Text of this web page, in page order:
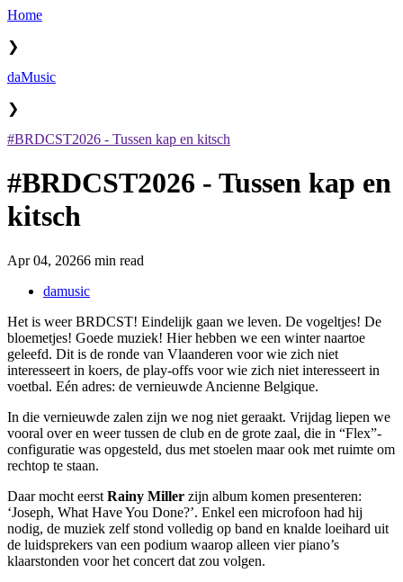
Home
❯
daMusic
❯
#BRDCST2026 - Tussen kap en kitsch
#BRDCST2026 - Tussen kap en
kitsch
Apr 04, 20266 min read
damusic
Het is weer BRDCST! Eindelijk gaan we leven. De vogeltjes! De
bloemetjes! Goede muziek! Hier hebben we een winter naartoe
geleefd. Dit is de ronde van Vlaanderen voor wie zich niet
interesseert in koers, de play-offs voor wie zich niet interesseert in
voetbal. Eén adres: de vernieuwde Ancienne Belgique.
In die vernieuwde zalen zijn we nog niet geraakt. Vrijdag liepen we
vooral over en weer tussen de club en de grote zaal, die in “Flex”-
configuratie was opgesteld, dus met stoelen maar ook met ruimte om
rechtop te staan.
Daar mocht eerst Rainy Miller zijn album komen presenteren:
‘Joseph, What Have You Done?’. Enkel een microfoon had hij
nodig, de muziek zelf stond volledig op band en knalde loeihard uit
de luidsprekers van een podium waarop alleen vier piano’s
klaarstonden voor het concert dat zou volgen.